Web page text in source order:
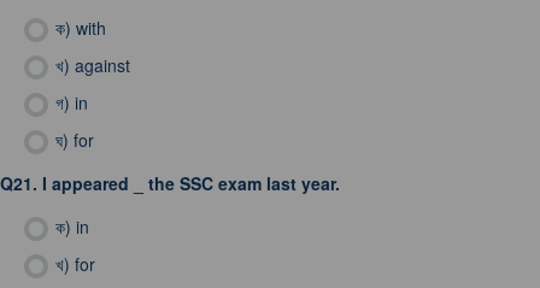
ক) with
খ) against
গ) in
ঘ) for
Q21. I appeared _ the SSC exam last year.
ক) in
খ) for